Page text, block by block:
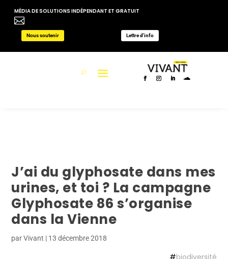
MÉDIA DE SOLUTIONS INDÉPENDANT ET GRATUIT

Nous soutenir Lettre d'info
J’ai du glyphosate dans mes
urines, et toi ? La campagne
Glyphosate 86 s’organise
dans la Vienne
parVivant | 13 décembre 2018
#biodiversité